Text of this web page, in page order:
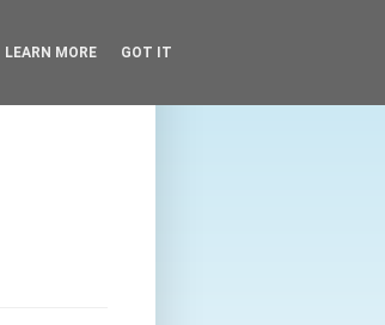
LEARN MORE GOT IT